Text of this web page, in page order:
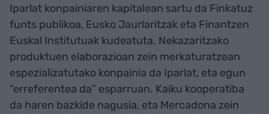
Iparlat konpainiaren kapitalean sartu da Finkatuz
funts publikoa, Eusko Jaurlaritzak eta Finantzen
Euskal Institutuak kudeatuta. Nekazaritzako
produktuen elaborazioan zein merkaturatzean
espezializatutako konpainia da Iparlat, eta egun
“erreferentea da” esparruan. Kaiku kooperatiba
da haren bazkide nagusia, eta Mercadona zein